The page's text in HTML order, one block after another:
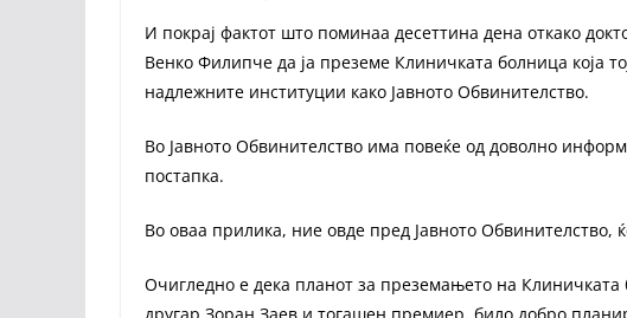
И покрај фактот што поминаа десеттина дена откако
Венко Филипче да ја преземе Клиничката болница која
надлежните институции како Јавното Обвинителство.
Во Јавното Обвинителство има повеќе од доволно
постапка.
Во оваа прилика, ние овде пред Јавното
Очигледно е дека планот за преземањето на